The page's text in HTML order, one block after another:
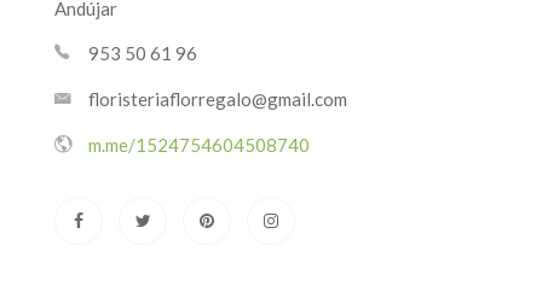
Andújar
953 50 61 96
floristeriaflorregalo@gmail.com
m.me/1524754604508740